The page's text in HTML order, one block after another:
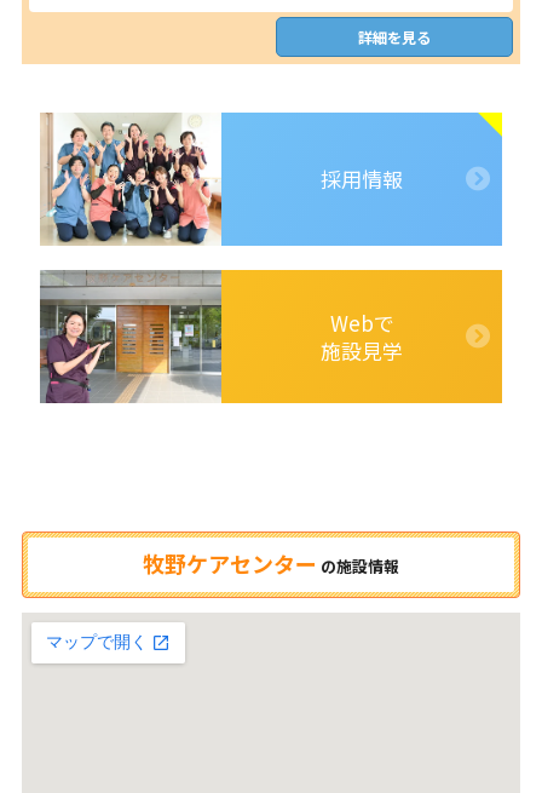
詳細を見る
採用情報
Webで
施設見学
牧野ケアセンター の施設情報